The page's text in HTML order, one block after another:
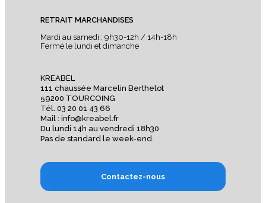
RETRAIT MARCHANDISES
Mardi au samedi : 9h30-12h / 14h-18h
Fermé le lundi et dimanche
KREABEL
111 chaussée Marcelin Berthelot
59200 TOURCOING
Tél. 03 20 01 43 66
Mail : info@kreabel.fr
Du lundi 14h au vendredi 18h30
Pas de standard le week-end.
Contactez-nous